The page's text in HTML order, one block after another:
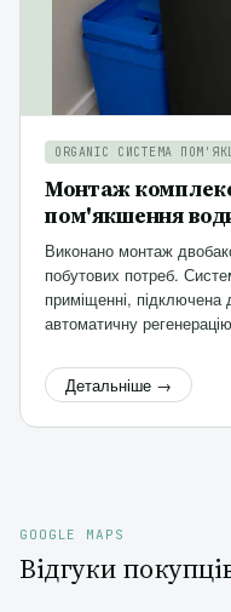
ORGANIC СИСТЕМА
Монтаж
пом'якшення
Виконано монтаж
побутових потреб.
приміщенні,
автоматичну
Детальніше →
GOOGLE MAPS
Відгуки